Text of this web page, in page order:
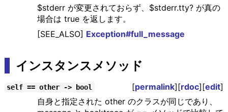
$stderr が変更されておらず、$stderr.tty? が真の
場合は true を返します。
[SEE_ALSO] Exception#full_message
インスタンスメソッド
self == other -> bool [permalink][rdoc][edit]
自身と指定された other のクラスが同じであり、